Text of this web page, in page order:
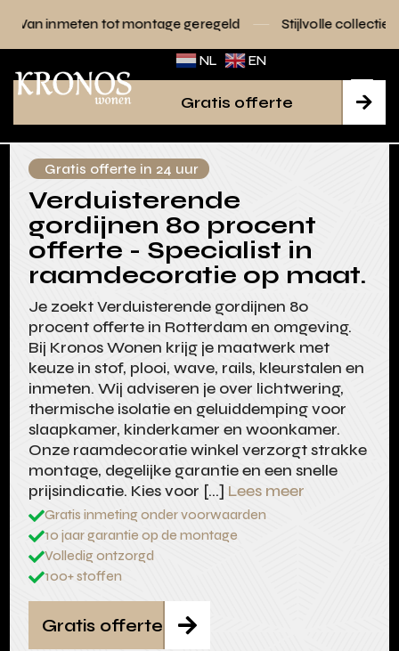
montage geregeld Stijlvolle collecties voor elk
NL EN

Gratis offerte
Gratis offerte in 24 uur
Verduisterende
gordijnen 80 procent
offerte - Specialist in
raamdecoratie op maat.
Je zoekt Verduisterende gordijnen 80
procent offerte in Rotterdam en omgeving.
Bij Kronos Wonen krijg je maatwerk met
keuze in stof, plooi, wave, rails, kleurstalen en
inmeten. Wij adviseren je over lichtwering,
thermische isolatie en geluiddemping voor
slaapkamer, kinderkamer en woonkamer.
Onze raamdecoratie winkel verzorgt strakke
montage, degelijke garantie en een snelle
prijsindicatie. Kies voor […] Lees meer
Gratis inmeting onder voorwaarden
10 jaar garantie op de montage
Volledig ontzorgd
100+ stoffen

Gratis offerte